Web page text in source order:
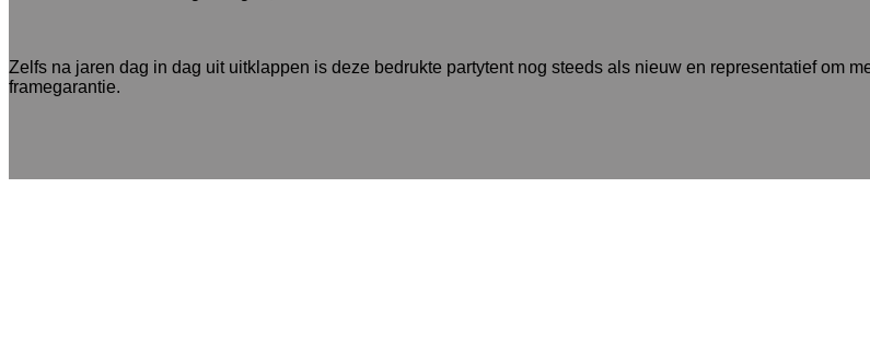
Zelfs na jaren dag in dag uit uitklappen is deze bedrukte partytent nog steeds als nieuw en representatief om
framegarantie.